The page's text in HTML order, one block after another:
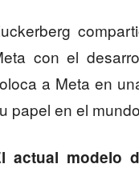
con el
a Meta en
papel en el
actual modelo